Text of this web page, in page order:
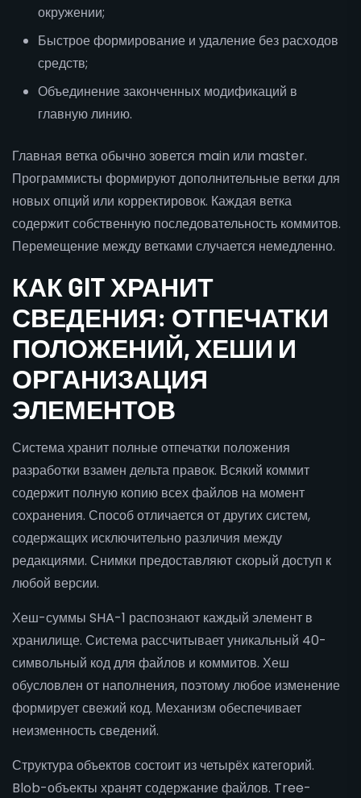
окружении;
Быстрое формирование и удаление без расходов
средств;
Объединение законченных модификаций в
главную линию.
Главная ветка обычно зовется main или master.
Программисты формируют дополнительные ветки для
новых опций или корректировок. Каждая ветка
содержит собственную последовательность коммитов.
Перемещение между ветками случается немедленно.
КАК GIT ХРАНИТ
СВЕДЕНИЯ: ОТПЕЧАТКИ
ПОЛОЖЕНИЙ, ХЕШИ И
ОРГАНИЗАЦИЯ
ЭЛЕМЕНТОВ
Система хранит полные отпечатки положения
разработки взамен дельта правок. Всякий коммит
содержит полную копию всех файлов на момент
сохранения. Способ отличается от других систем,
содержащих исключительно различия между
редакциями. Снимки предоставляют скорый доступ к
любой версии.
Хеш-суммы SHA-1 распознают каждый элемент в
хранилище. Система рассчитывает уникальный 40-
символьный код для файлов и коммитов. Хеш
обусловлен от наполнения, поэтому любое изменение
формирует свежий код. Механизм обеспечивает
неизменность сведений.
Структура объектов состоит из четырёх категорий.
Blob-объекты хранят содержание файлов. Tree-